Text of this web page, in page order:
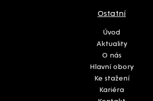
Ostatní
Úvod
Aktuality
O nás
Hlavní obory
Ke stažení
Kariéra